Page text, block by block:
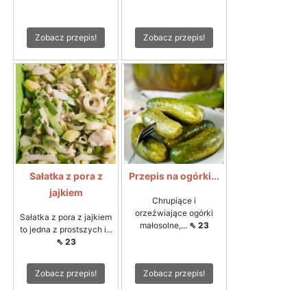
Zobacz przepis! Zobacz przepis!
Sałatka z pora z
jajkiem
Sałatka z pora z jajkiem
to jedna z prostszych i...
⇖ 23
Zobacz przepis!
Przepis na ogórki...
Chrupiące i
orzeźwiające ogórki
małosolne,... ⇖ 23
Zobacz przepis!